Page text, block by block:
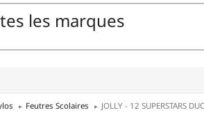
Feutres Scolaires JOLLY - 12 SUPERSTARS